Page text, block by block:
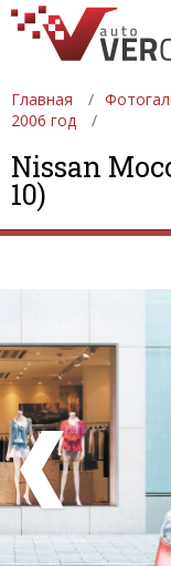
Главная
2006 год
Nissan
10)
АВТОСАЛОНЫ